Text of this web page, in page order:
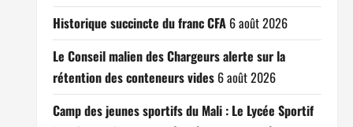
Historique succincte du franc CFA 6 août 2026
Le Conseil malien des Chargeurs alerte sur la
rétention des conteneurs vides 6 août 2026
Camp des jeunes sportifs du Mali : Le Lycée Sportif